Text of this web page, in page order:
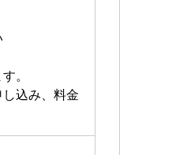
。
込み、料金